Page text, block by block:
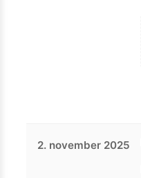
2. november 2025